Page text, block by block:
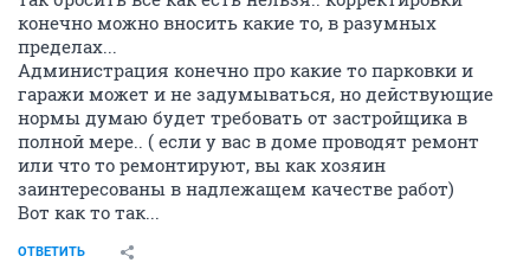
конечно можно вносить какие то, в разумных
пределах...
Администрация конечно про какие то парковки и
гаражи может и не задумываться, но действующие
нормы думаю будет требовать от застройщика в
полной мере.. ( если у вас в доме проводят ремонт
или что то ремонтируют, вы как хозяин
заинтересованы в надлежащем качестве работ)
Вот как то так...
ОТВЕТИТЬ